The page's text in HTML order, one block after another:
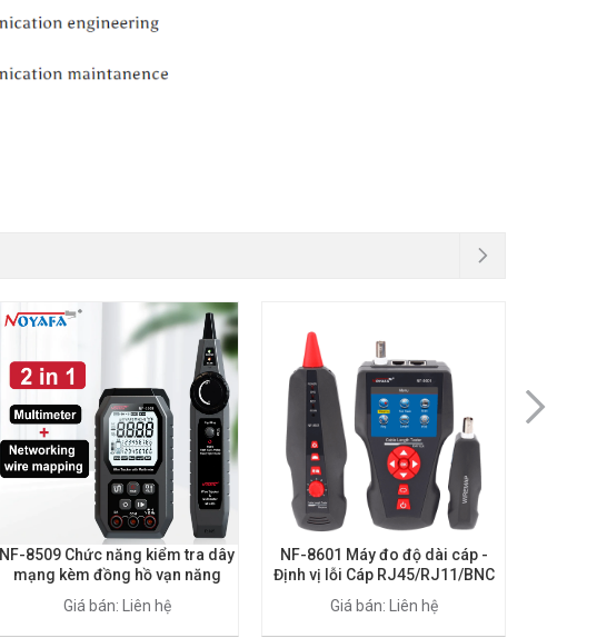
NF-8509 Chức năng kiểm tra dây
mạng kèm đồng hồ vạn năng
Giá bán: Liên hệ
NF-8601 Máy đo độ dài cáp -
Định vị lỗi Cáp RJ45/RJ11/BNC
Giá bán: Liên hệ